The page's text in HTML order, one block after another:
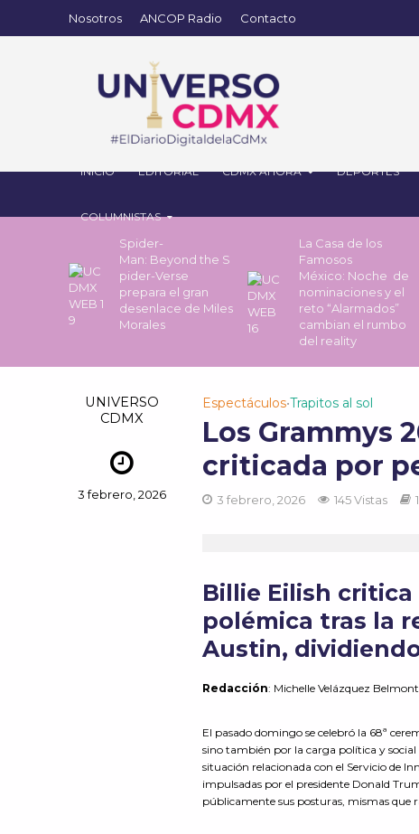
Nosotros ANCOP Radio Contacto
INICIO EDITORIAL CDMX AHORA DEPORTES
COLUMNISTAS
Spider-
Man: Beyond the S
pider-Verse
prepara el gran
desenlace de Miles
Morales
La Casa de los
Famosos
México: Noche de
nominaciones y el
reto “Alarmados”
cambian el rumbo
del reality
UNIVERSO
CDMX
3 febrero, 2026
Espectáculos•Trapitos al sol
Los Grammys
criticada por
3 febrero, 2026 145 Vistas
Billie Eilish critica
polémica tras la
Austin,
Redacción: Michelle Velázquez Belmont
El pasado domingo se celebró la 68ª
sino también por la carga política y social
situación relacionada con el Servicio de
impulsadas por el presidente Donald
públicamente sus posturas, mismas que